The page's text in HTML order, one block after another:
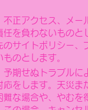
正アクセス、メ
任を負わないもの
サイトポリシー
のとします。
期せぬトラブル
をします。天災
な場合や、やむ